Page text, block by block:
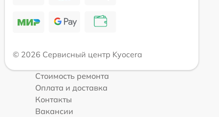
© 2026 Сервисный центр Kyocera
Стоимость ремонта
Оплата и доставка
Контакты
Вакансии